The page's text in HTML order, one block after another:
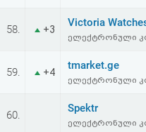
58. +3
Victoria
ელექტრონული
59. +4
tmarket.ge
ელექტრონული
60.
Spektr
ელექტრონული